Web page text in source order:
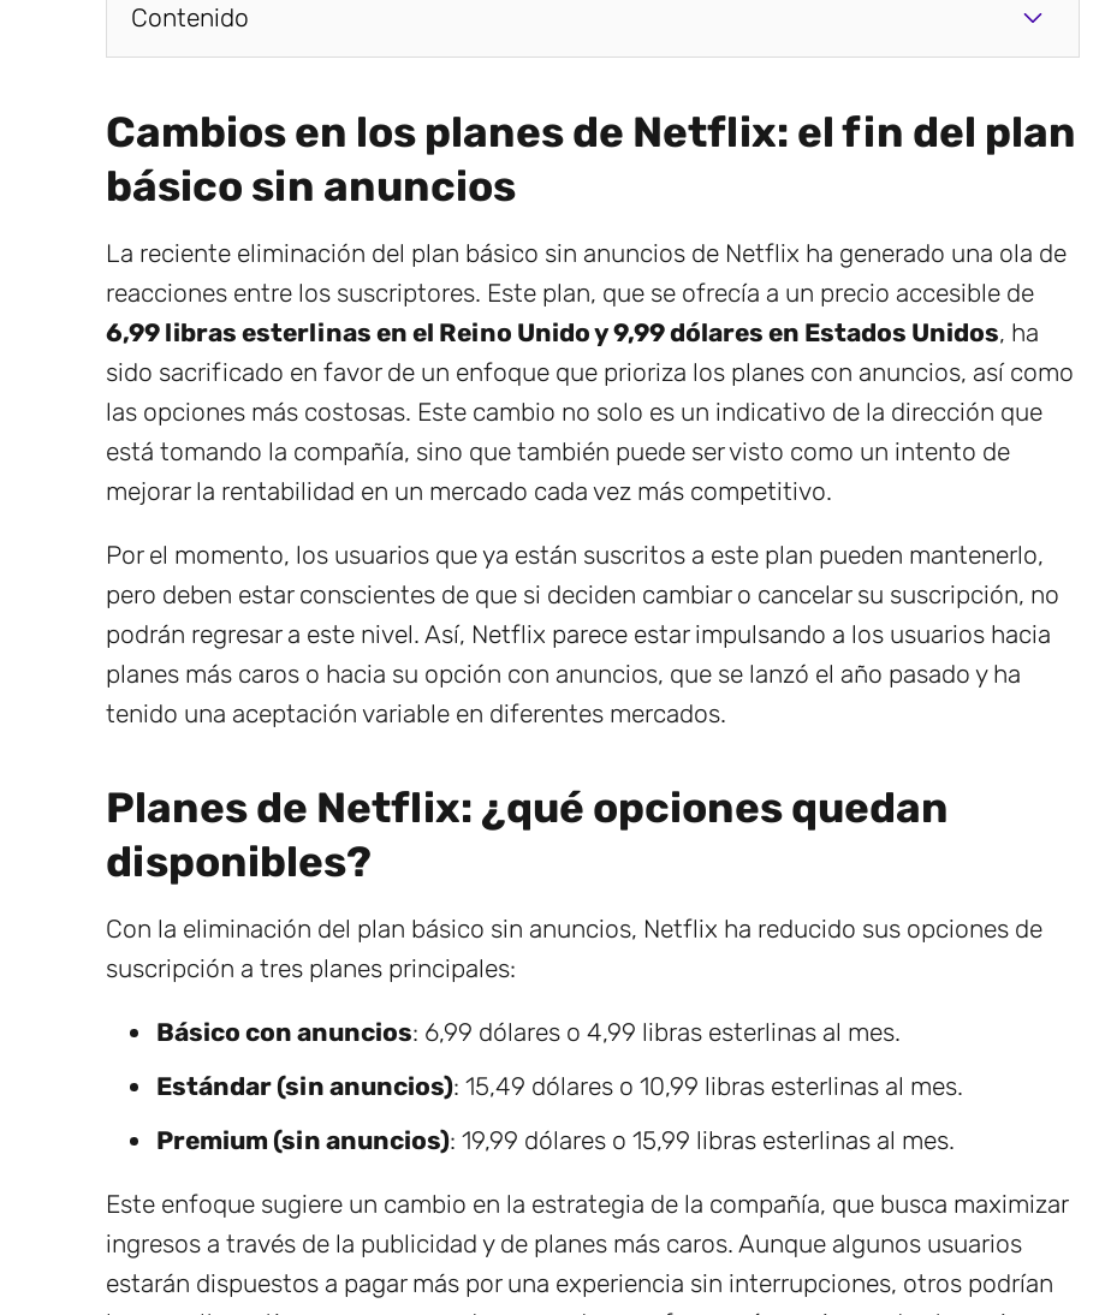
Contenido
Cambios en los planes de Netflix: el fin del plan
básico sin anuncios
La reciente eliminación del plan básico sin anuncios de Netflix ha generado una ola de
reacciones entre los suscriptores. Este plan, que se ofrecía a un precio accesible de
6,99 libras esterlinas en el Reino Unido y 9,99 dólares en Estados Unidos, ha
sido sacrificado en favor de un enfoque que prioriza los planes con anuncios, así como
las opciones más costosas. Este cambio no solo es un indicativo de la dirección que
está tomando la compañía, sino que también puede ser visto como un intento de
mejorar la rentabilidad en un mercado cada vez más competitivo.
Por el momento, los usuarios que ya están suscritos a este plan pueden mantenerlo,
pero deben estar conscientes de que si deciden cambiar o cancelar su suscripción, no
podrán regresar a este nivel. Así, Netflix parece estar impulsando a los usuarios hacia
planes más caros o hacia su opción con anuncios, que se lanzó el año pasado y ha
tenido una aceptación variable en diferentes mercados.
Planes de Netflix: ¿qué opciones quedan
disponibles?
Con la eliminación del plan básico sin anuncios, Netflix ha reducido sus opciones de
suscripción a tres planes principales:
Básico con anuncios: 6,99 dólares o 4,99 libras esterlinas al mes.
Estándar (sin anuncios): 15,49 dólares o 10,99 libras esterlinas al mes.
Premium (sin anuncios): 19,99 dólares o 15,99 libras esterlinas al mes.
Este enfoque sugiere un cambio en la estrategia de la compañía, que busca maximizar
ingresos a través de la publicidad y de planes más caros. Aunque algunos usuarios
estarán dispuestos a pagar más por una experiencia sin interrupciones, otros podrían